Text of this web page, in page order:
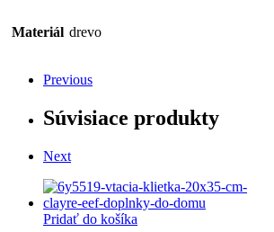
Materiál drevo
Previous
Súvisiace produkty
Next
Pridať do košíka